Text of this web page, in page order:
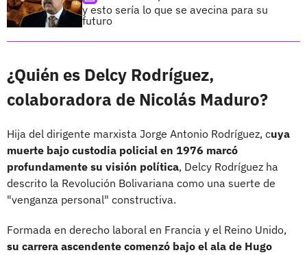
y esto sería lo que se avecina para su
futuro
¿Quién es Delcy Rodríguez,
colaboradora de Nicolás Maduro?
Hija del dirigente marxista Jorge Antonio Rodríguez, cuya
muerte bajo custodia policial en 1976 marcó
profundamente su visión política, Delcy Rodríguez ha
descrito la Revolución Bolivariana como una suerte de
"venganza personal" constructiva.
Formada en derecho laboral en Francia y el Reino Unido,
su carrera ascendente comenzó bajo el ala de Hugo